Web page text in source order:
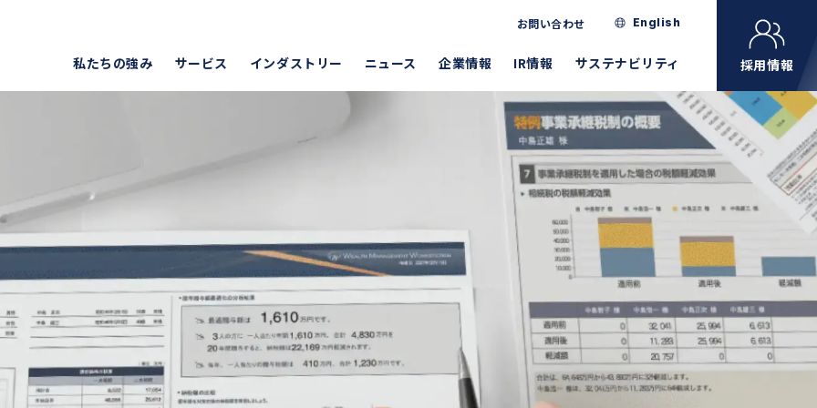
社キャピタル・アセット・プランニング
お問い合わせ English
私たちの強み サービス インダストリー ニュース 企業情報 IR情報 サステナビリティ 採用情報